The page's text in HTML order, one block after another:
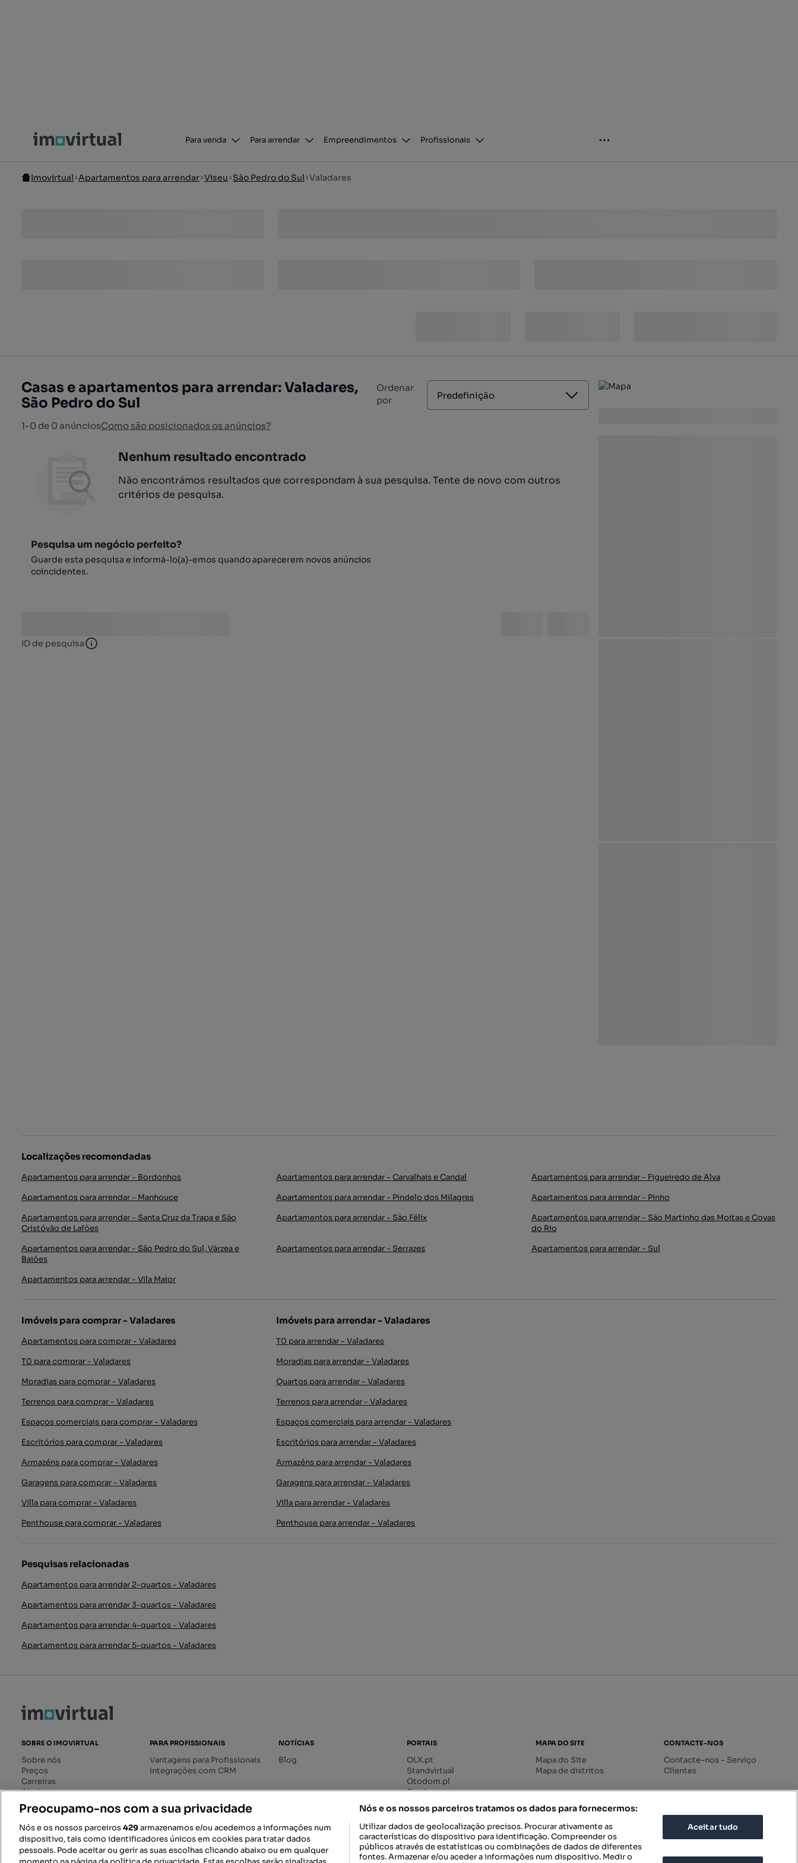
Para venda Para arrendar Empreendimentos Profissionais
Imovirtual Apartamentos para arrendar Viseu São Pedro do Sul Valadares
Casas e apartamentos para arrendar: Valadares,
São Pedro do Sul
1-0 de 0 anúnciosComo são posicionados os anúncios?
Ordenar
por
Predefinição
Nenhum resultado encontrado
Não encontrámos resultados que correspondam à sua pesquisa. Tente de novo com outros
critérios de pesquisa.
Pesquisa um negócio perfeito?
Guarde esta pesquisa e informá-lo(a)-emos quando aparecerem novos anúncios
coincidentes.
ID de pesquisa ID de pesquisa
Localizações recomendadas
Apartamentos para arrendar - Bordonhos Apartamentos para arrendar - Carvalhais e Candal
Apartamentos para arrendar - Figueiredo de Alva
Apartamentos para arrendar - Manhouce
Apartamentos para arrendar - Pindelo dos Milagres
Apartamentos para arrendar - Pinho
Apartamentos para arrendar - Santa Cruz da Trapa e São
Cristóvão de Lafões
Apartamentos para arrendar - São Félix
Apartamentos para arrendar - São Martinho das Moitas e Covas
do Rio
Apartamentos para arrendar - São Pedro do Sul, Várzea e
Baiões
Apartamentos para arrendar - Serrazes Apartamentos para arrendar - Sul
Apartamentos para arrendar - Vila Maior
Imóveis para comprar - Valadares
Apartamentos para comprar - Valadares
T0 para comprar - Valadares
Moradias para comprar - Valadares
Terrenos para comprar - Valadares
Espaços comerciais para comprar - Valadares
Escritórios para comprar - Valadares
Armazéns para comprar - Valadares
Garagens para comprar - Valadares
Villa para comprar - Valadares
Penthouse para comprar - Valadares
Imóveis para arrendar - Valadares
T0 para arrendar - Valadares
Moradias para arrendar - Valadares
Quartos para arrendar - Valadares
Terrenos para arrendar - Valadares
Espaços comerciais para arrendar - Valadares
Escritórios para arrendar - Valadares
Armazéns para arrendar - Valadares
Garagens para arrendar - Valadares
Villa para arrendar - Valadares
Penthouse para arrendar - Valadares
Pesquisas relacionadas
Apartamentos para arrendar 2-quartos - Valadares
Apartamentos para arrendar 3-quartos - Valadares
Apartamentos para arrendar 4-quartos - Valadares
Apartamentos para arrendar 5-quartos - Valadares
SOBRE O IMOVIRTUAL
Sobre nós
Preços
Carreiras
Ajuda
Livro de Reclamações online
Regulamento dos Serviços
Digitais
PARA PROFISSIONAIS
Vantagens para Profissionais
Integrações com CRM
NOTÍCIAS
Blog
PORTAIS
OLX.pt
Standvirtual
Otodom.pl
Storia.ro
MAPA DO SITE
Mapa do Site
Mapa de distritos
CONTACTE-NOS
Contacte-nos - Serviço
Clientes
Preocupamo-nos com a sua privacidade
Nós e os nossos parceiros429armazenamos e/ou acedemos a informações num
dispositivo, tais como identificadores únicos em cookies para tratar dados
pessoais. Pode aceitar ou gerir as suas escolhas clicando abaixo ou em qualquer
Nós e os nossos parceiros tratamos os dados para fornecermos:
Utilizar dados de geolocalização precisos. Procurar ativamente as
características do dispositivo para identificação. Compreender os
públicos através de estatísticas ou combinações de dados de diferentes
fontes. Armazenar e/ou aceder a informações num dispositivo. Medir o
Aceitar tudo